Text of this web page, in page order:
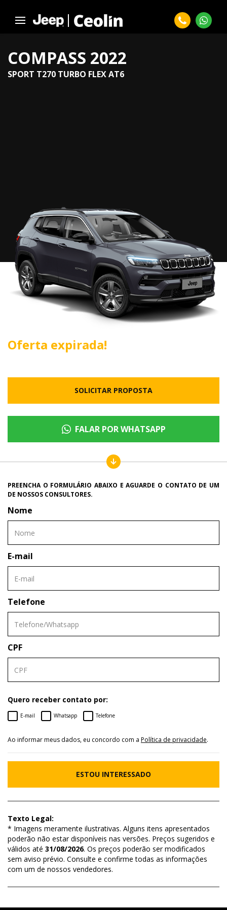
COMPASS 2022
SPORT T270 TURBO FLEX AT6
Oferta expirada!
SOLICITAR PROPOSTA
FALAR POR WHATSAPP
PREENCHA O FORMULÁRIO ABAIXO E AGUARDE O CONTATO DE UM
DE NOSSOS CONSULTORES.
Nome
E-mail
Telefone
CPF
Quero receber contato por:
E-mail Whatsapp Telefone
Ao informar meus dados, eu concordo com a Política de privacidade.
ESTOU INTERESSADO
Texto Legal:
* Imagens meramente ilustrativas. Alguns itens apresentados
poderão não estar disponíveis nas versões. Preços sugeridos e
válidos até 31/08/2026. Os preços poderão ser modificados
sem aviso prévio. Consulte e confirme todas as informações
com um de nossos vendedores.